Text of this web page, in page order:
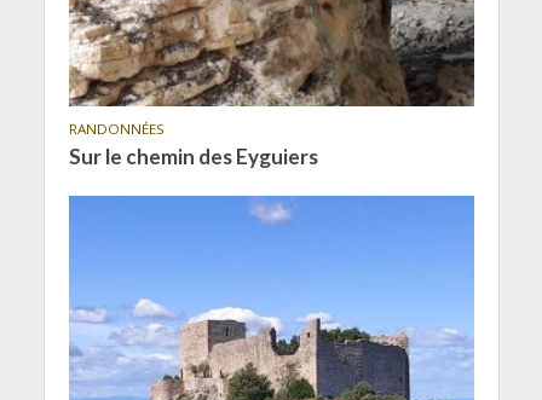
RANDONNÉES
Sur le chemin des Eyguiers